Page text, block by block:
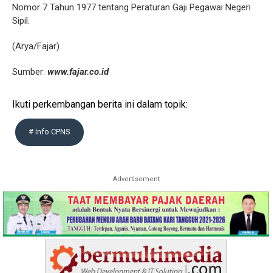
Nomor 7 Tahun 1977 tentang Peraturan Gaji Pegawai Negeri
Sipil.
(Arya/Fajar)
Sumber: www.fajar.co.id
Ikuti perkembangan berita ini dalam topik:
# Info CPNS
Advertisement